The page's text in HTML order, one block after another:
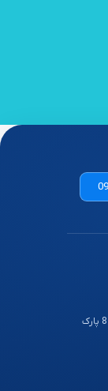
مشهد، بلوار ستاری، ساختمان 8 پارک